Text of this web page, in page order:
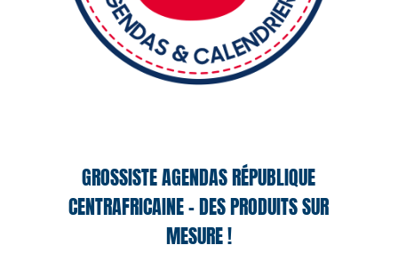
GROSSISTE AGENDAS RÉPUBLIQUE
CENTRAFRICAINE – DES PRODUITS SUR
MESURE !